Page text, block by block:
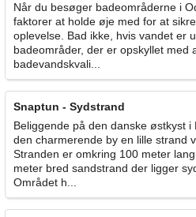
Når du besøger badeområderne i
faktorer at holde øje med for at
oplevelse. Bad ikke, hvis vandet er
badeområder, der er opskyllet med
badevandskvali...
Snaptun - Sydstrand
Beliggende på den danske østkyst
den charmerende by en lille strand
Stranden er omkring 100 meter
meter bred sandstrand der ligger
Området h...